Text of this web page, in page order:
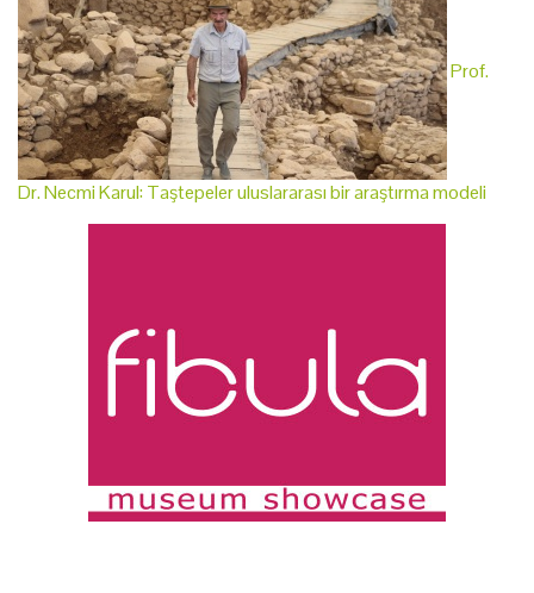
Prof.
Dr. Necmi Karul: Taştepeler uluslararası bir araştırma modeli